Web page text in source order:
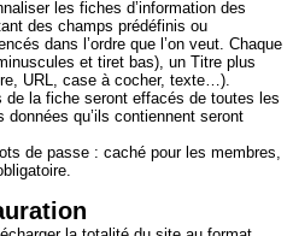
les fiches d’information des
des champs prédéfinis ou
dans l’ordre que l’on veut. Chaque
et tiret bas), un Titre plus
URL, case à cocher, texte…).
de la fiche seront effacés de toutes les
qu’ils contiennent seront
de passe : caché pour les membres,